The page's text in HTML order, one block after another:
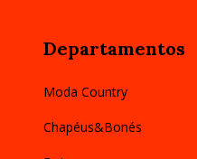
Departamentos
Moda Country
Chapéus&Bonés